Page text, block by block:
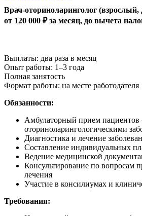
Врач-оториноларинголог (взрослый,
от 120 000 ₽ за месяц, до вычета
Выплаты: два раза в месяц
Опыт работы: 1–3 года
Полная занятость
Формат работы: на месте работодателя
Обязанности:
Амбулаторный прием пациентов
оториноларингологическими
Диагностика и лечение
Составление индивидуальных
Ведение медицинской
Консультирование по вопросам
лечения
Участие в консилиумах и
Требования: